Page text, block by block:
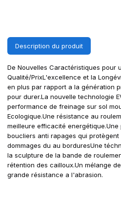
Description du produit
De Nouvelles Caractéristiques pour
Qualité/PrixL'excellence et la
en plus par rapport a la génération
pour durer.La nouvelle technologie
performance de freinage sur sol
Ecologique.Une résistance au
meilleure efficacité
boucliers anti rapages qui
dommages du au borduresUne
la sculpture de la bande de
rétention des cailloux.Un mélange
grande résistance a l'abrasion.